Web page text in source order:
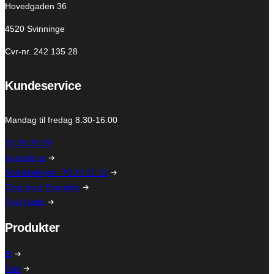
Hovedgaden 36
4520 Svinninge
Cvr-nr. 242 135 28
Kundeservice
Mandag til fredag 8.30-16.00
70 29 29 29
Kontakt os
Solsikkelinjen: 70 29 21 21
Chat med Energitte
Find hjælp
Produkter
El
Gas